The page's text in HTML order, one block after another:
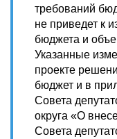
требований
не приведет к
бюджета и
Указанные
проекте
бюджет и в
Совета
округа «О
Совета